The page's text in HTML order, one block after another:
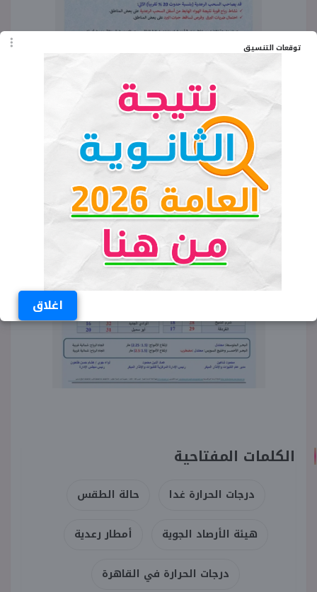
توقعات التنسيق
اغلاق
الكلمات المفتاحية
درجات الحرارة غدا حالة الطقس
هيئة الأرصاد الجوية أمطار رعدية
درجات الحرارة في القاهرة